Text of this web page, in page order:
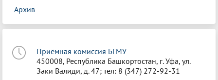
Архив
Приёмная комиссия БГМУ
450008, Республика Башкортостан, г. Уфа, ул.
Заки Валиди, д. 47; тел: 8 (347) 272-92-31